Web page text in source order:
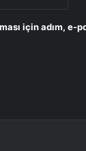
için adım, e-